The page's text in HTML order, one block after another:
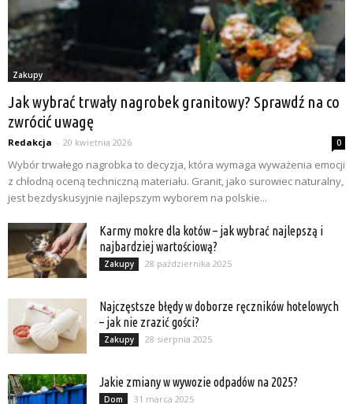
Zakupy
Jak wybrać trwały nagrobek granitowy? Sprawdź na co
zwrócić uwagę
Redakcja - 20 kwietnia 2026 0
Wybór trwałego nagrobka to decyzja, która wymaga wyważenia emocji
z chłodną oceną techniczną materiału. Granit, jako surowiec naturalny,
jest bezdyskusyjnie najlepszym wyborem na polskie...
Karmy mokre dla kotów – jak wybrać najlepszą i
najbardziej wartościową?
Zakupy 28 października 2025
Najczęstsze błędy w doborze ręczników hotelowych
– jak nie zrazić gości?
Zakupy 28 sierpnia 2025
Jakie zmiany w wywozie odpadów na 2025?
Dom 31 marca 2025